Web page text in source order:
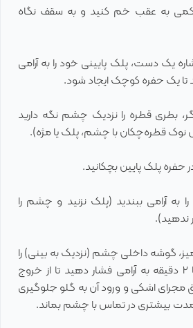
به عقب خم کنید و به سقف نگاه
یک دست، پلک پایینی خود را به آرامی
تا یک حفره کوچک ایجاد شود.
بطری قطره را نزدیک چشم نگه دارید
قطره‌چکان با چشم، پلک یا مژه).
حفره پلک پایین بچکانید.
آرامی ببندید (پلک نزنید و چشم را
گوشه داخلی چشم (نزدیک به بینی) را
به مدت ۱ تا ۲ دقیقه به آرامی فشار دهید تا از خروج
مجرای اشکی و ورود آن به گلو جلوگیری
بیشتری در تماس با چشم بماند.